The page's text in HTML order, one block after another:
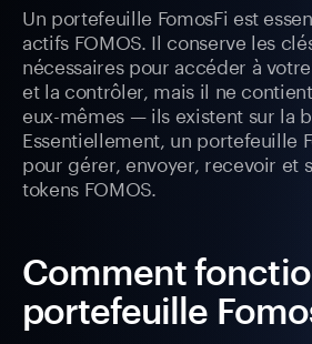
Un portefeuille FomosFi est
actifs FOMOS. Il conserve les
nécessaires pour accéder à
et la contrôler, mais il ne
eux-mêmes — ils existent sur la
Essentiellement, un portefeuille
pour gérer, envoyer, recevoir et
tokens FOMOS.
Comment
portefeuille